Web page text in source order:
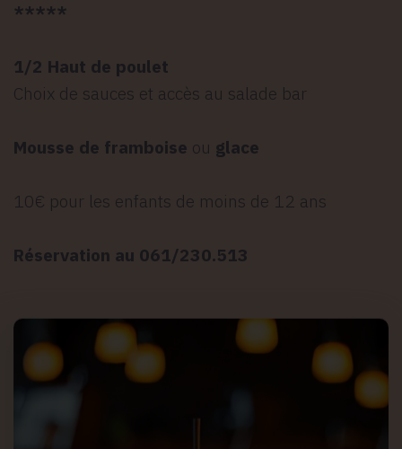
*****
1/2 Haut de poulet
Choix de sauces et accès au salade bar
Mousse de framboise ou glace
10€ pour les enfants de moins de 12 ans
Réservation au 061/230.513